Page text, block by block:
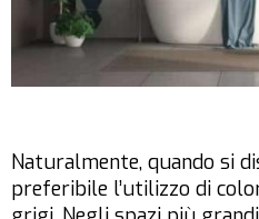
Naturalmente, quando si
preferibile l’utilizzo di